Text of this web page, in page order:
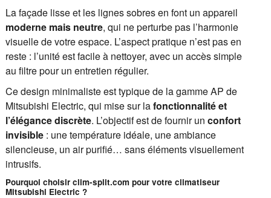
La façade lisse et les lignes sobres en font un appareil
moderne mais neutre, qui ne perturbe pas l’harmonie
visuelle de votre espace. L’aspect pratique n’est pas en
reste : l’unité est facile à nettoyer, avec un accès simple
au filtre pour un entretien régulier.
Ce design minimaliste est typique de la gamme AP de
Mitsubishi Electric, qui mise sur lafonctionnalité et
l’élégance discrète. L’objectif est de fournir un confort
invisible : une température idéale, une ambiance
silencieuse, un air purifié… sans éléments visuellement
intrusifs.
Pourquoi choisir clim-split.com pour votre climatiseur
Mitsubishi Electric ?